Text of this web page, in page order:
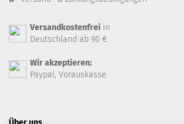
Versandkostenfrei in
Deutschland ab 90 €
Wir akzeptieren:
Paypal, Vorauskasse